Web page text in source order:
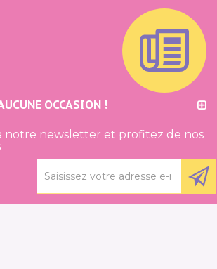
OCCASION !
notre newsletter et profitez de nos